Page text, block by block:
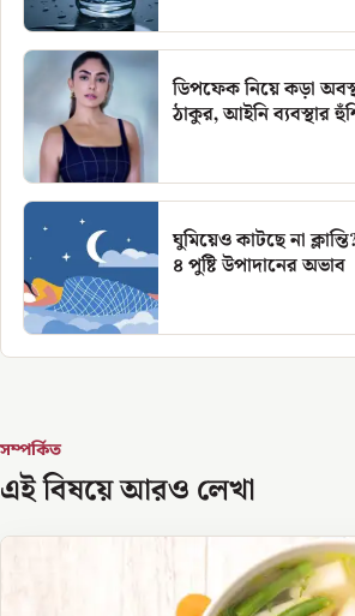
ডিপফেক নিয়ে কড়া
ঠাকুর, আইনি ব্যবস্থার
ঘুমিয়েও কাটছে না
৪ পুষ্টি উপাদানের অভাব
সম্পর্কিত
এই বিষয়ে আরও লেখা